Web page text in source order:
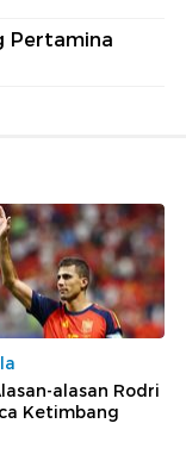
Pertamina
alasan Rodri
Ketimbang